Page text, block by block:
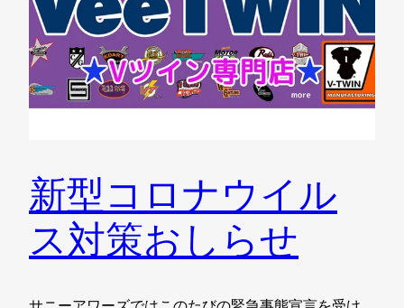
新型コロナウイル
ス対策おしらせ